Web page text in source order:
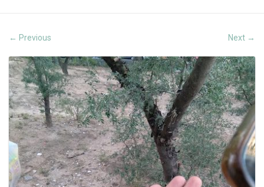
← Previous Next →